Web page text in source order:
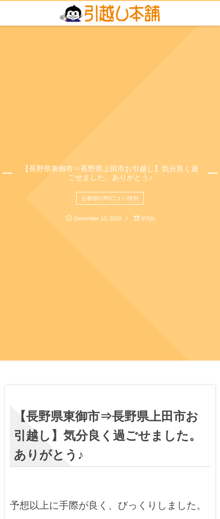
【長野県東御市⇒長野県上田市お引越し】気分良く過
ごせました。ありがとう♪
お客様の声/口コミ/評判
December 10, 2018 約3分
【長野県東御市⇒長野県上田市お
引越し】気分良く過ごせました。
ありがとう♪
予想以上に手際が良く、びっくりしました。